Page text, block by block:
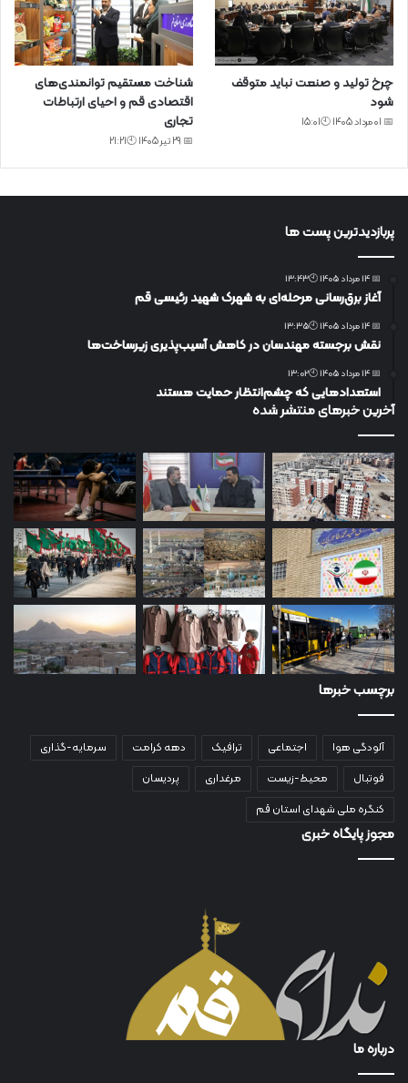
چرخ تولید و صنعت نباید متوقف
شود
📅 01 مرداد 1405 🕙15:01
شناخت مستقیم توانمندی‌های
اقتصادی قم و احیای ارتباطات
تجاری
📅 29 تیر 1405 🕙21:21
پربازدیدترین پست ها
📅 14 مرداد 1405 🕙13:43
آغاز برق‌رسانی مرحله‌ای به شهرک شهید رئیسی قم
📅 14 مرداد 1405 🕙13:35
نقش برجسته مهندسان در کاهش آسیب‌پذیری زیرساخت‌ها
📅 14 مرداد 1405 🕙13:02
استعدادهایی که چشم‌انتظار حمایت هستند
آخرین خبرهای منتشر شده
برچسب خبرها
آلودگی هوا اجتماعی ترافیک دهه کرامت
سرمایه-گذاری
فوتبال
محیط-زیست مرغداری
پردیسان
کنگره ملی شهدای استان قم
مجوز پایگاه خبری
درباره ما